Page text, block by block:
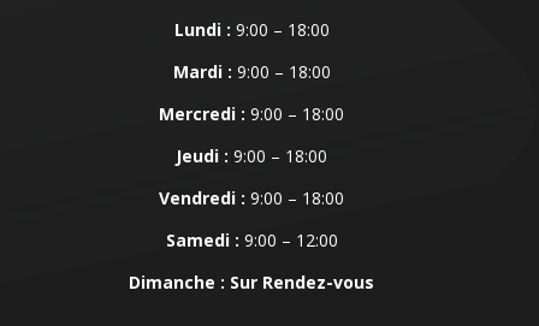
Lundi : 9:00 – 18:00
Mardi : 9:00 – 18:00
Mercredi : 9:00 – 18:00
Jeudi : 9:00 – 18:00
Vendredi : 9:00 – 18:00
Samedi : 9:00 – 12:00
Dimanche : Sur Rendez-vous